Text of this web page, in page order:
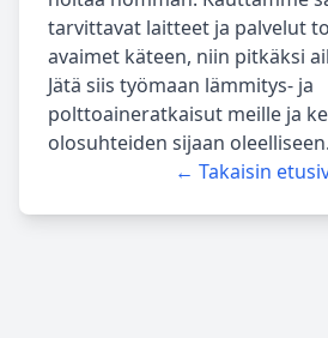
tarvittavat laitteet ja palvelut
avaimet käteen, niin pitkäksi
Jätä siis työmaan lämmitys- ja
polttoaineratkaisut meille ja
olosuhteiden sijaan oleelliseen.
← Takaisin